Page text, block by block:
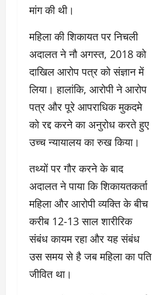
मांग की थी।
महिला की शिकायत पर निचली
अदालत ने नौ अगस्त, 2018 को
दाखिल आरोप पत्र को संज्ञान में
लिया। हालांकि, आरोपी ने आरोप
पत्र और पूरे आपराधिक मुकदमे
को रद्द करने का अनुरोध करते हुए
उच्च न्यायालय का रुख किया।
तथ्यों पर गौर करने के बाद
अदालत ने पाया कि शिकायतकर्ता
महिला और आरोपी व्यक्ति के बीच
करीब 12-13 साल शारीरिक
संबंध कायम रहा और यह संबंध
उस समय से है जब महिला का पति
जीवित था।